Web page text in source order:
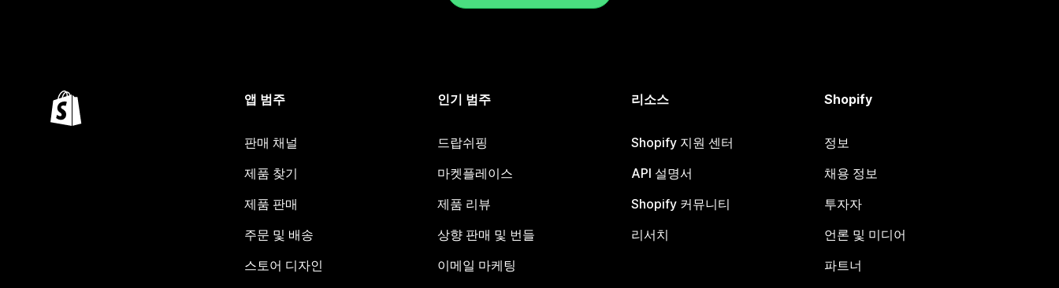
앱 범주
판매 채널
제품 찾기
제품 판매
주문 및 배송
스토어 디자인
인기 범주
드랍쉬핑
마켓플레이스
제품 리뷰
상향 판매 및 번들
이메일 마케팅
리소스
Shopify 지원 센터
API 설명서
Shopify 커뮤니티
리서치
Shopify
정보
채용 정보
투자자
언론 및 미디어
파트너